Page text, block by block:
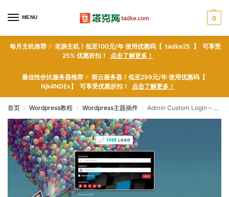
MENU 0
每月主机推荐
老薜主机！低至100元/年 使用优惠码【 tadke25 】 可享受
25% 优惠折扣！ 点击了解更多！
最佳性价比服务器推荐
雨云服务器！低至299元/年 使用优惠码【
Njk4NDEx】 可享受优惠折扣！ 点击了解更多！
首页 / Wordpress教程 / Wordpress主题插件 / Admin Custom Login – WordPress plugin WordPress插件下载